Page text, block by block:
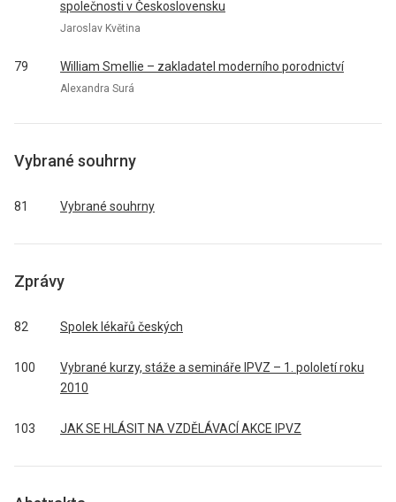
společnosti v Československu
Jaroslav Květina
79 William Smellie – zakladatel moderního porodnictví
Alexandra Surá
Vybrané souhrny
81 Vybrané souhrny
Zprávy
82 Spolek lékařů českých
100
Vybrané kurzy, stáže a semináře IPVZ – 1. pololetí roku
2010
103 JAK SE HLÁSIT NA VZDĚLÁVACÍ AKCE IPVZ